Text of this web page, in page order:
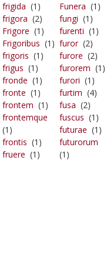
frigida (1)
frigora (2)
Frigore (1)
Frigoribus (1)
frigoris (1)
frigus (1)
fronde (1)
fronte (1)
frontem (1)
frontemque
(1)
frontis (1)
fruere (1)
Funera (1)
fungi (1)
furenti (1)
furor(2)
furore (2)
furorem (1)
furori (1)
furtim (4)
fusa (2)
fuscus (1)
futurae (1)
futurorum
(1)